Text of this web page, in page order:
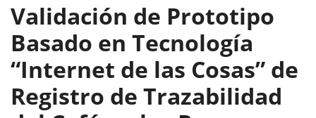
Validación de Prototipo
Basado en Tecnología
“Internet de las Cosas” de
Registro de Trazabilidad